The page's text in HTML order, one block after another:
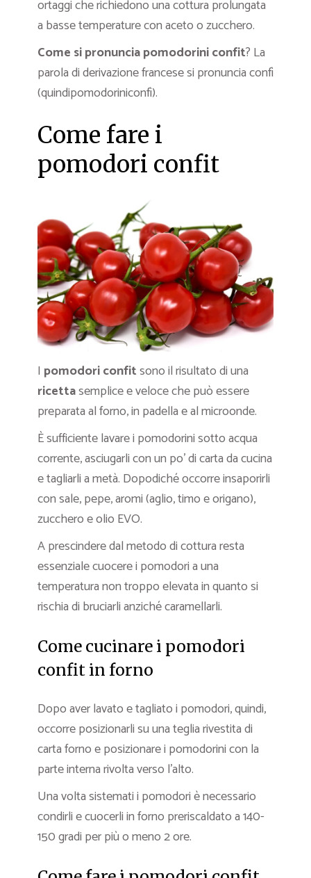
ortaggi che richiedono una cottura prolungata
a basse temperature con aceto o zucchero.
Come si pronuncia pomodorini confit? La
parola di derivazione francese si pronuncia confì
(quindipomodoriniconfì).
Come fare i
pomodori confit
I pomodori confitsono il risultato di una
ricettasemplice e veloce che può essere
preparata al forno, in padella e al microonde.
È sufficiente lavare i pomodorini sotto acqua
corrente, asciugarli con un po’ di carta da cucina
e tagliarli a metà. Dopodiché occorre insaporirli
con sale, pepe, aromi (aglio, timo e origano),
zucchero e olio EVO.
A prescindere dal metodo di cottura resta
essenziale cuocere i pomodori a una
temperatura non troppo elevata in quanto si
rischia di bruciarli anziché caramellarli.
Come cucinare i pomodori
confit in forno
Dopo aver lavato e tagliato i pomodori, quindi,
occorre posizionarli su una teglia rivestita di
carta forno e posizionare i pomodorini con la
parte interna rivolta verso l’alto.
Una volta sistemati i pomodori è necessario
condirli e cuocerli in forno preriscaldato a 140-
150 gradi per più o meno 2 ore.